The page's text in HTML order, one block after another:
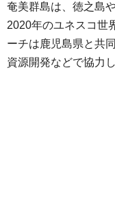
奄美群島は、徳之島
2020年のユネスコ世
ーチは鹿児島県と共
資源開発などで協力